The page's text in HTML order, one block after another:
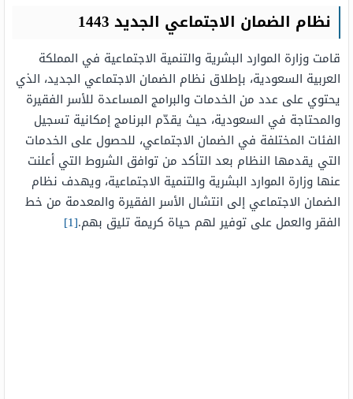
نظام الضمان الاجتماعي الجديد 1443
قامت وزارة الموارد البشرية والتنمية الاجتماعية في المملكة
العربية السعودية، بإطلاق نظام الضمان الاجتماعي الجديد، الذي
يحتوي على عدد من الخدمات والبرامج المساعدة للأسر الفقيرة
والمحتاجة في السعودية، حيث يقدّم البرنامج إمكانية تسجيل
الفئات المختلفة في الضمان الاجتماعي، للحصول على الخدمات
التي يقدمها النظام بعد التأكد من توافق الشروط التي أعلنت
عنها وزارة الموارد البشرية والتنمية الاجتماعية، ويهدف نظام
الضمان الاجتماعي إلى انتشال الأسر الفقيرة والمعدمة من خط
الفقر والعمل على توفير لهم حياة كريمة تليق بهم.[1]